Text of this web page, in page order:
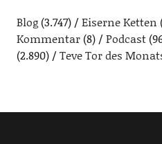
Blog(3.747) Eiserne Ketten
Kommentar(8) Podcast
(2.890)
Teve Tor des